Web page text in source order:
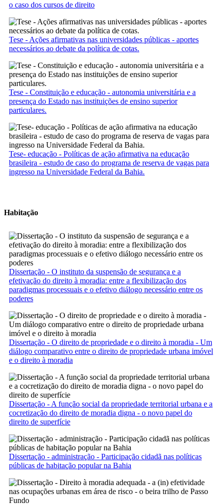
o caso dos cursos de direito
Tese - Ações afirmativas nas universidades públicas - aportes
necessários ao debate da política de cotas.
Tese - Constituição e educação - autonomia universitária e a
presença do Estado nas instituições de ensino superior
particulares.
Tese- educação - Políticas de ação afirmativa na educação
brasileira - estudo de caso do programa de reserva de vagas para
ingresso na Universidade Federal da Bahia.
Habitação
Dissertação - O instituto da suspensão de segurança e a
efetivação do direito à moradia: entre a flexibilização dos
paradigmas processuais e o efetivo diálogo necessário entre os
poderes
Dissertação - O direito de propriedade e o direito à moradia - Um
diálogo comparativo entre o direito de propriedade urbana imóvel
e o direito à moradia
Dissertação - A função social da propriedade territorial urbana e a
cocretização do direito de moradia digna - o novo papel do
direito de superfície
Dissertação - administração - Participação cidadã nas políticas
públicas de habitação popular na Bahia